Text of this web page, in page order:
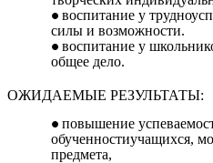
воспитание у
силы и возможности.
воспитание у
общее дело.
ОЖИДАЕМЫЕ РЕЗУЛЬТАТЫ:
повышение
обученностиучащихся,
предмета,